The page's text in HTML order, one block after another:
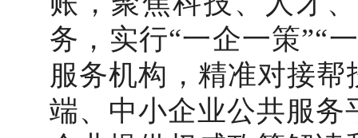
务，实行“一企一策”“
服务机构，精准对接
端、中小企业公共服